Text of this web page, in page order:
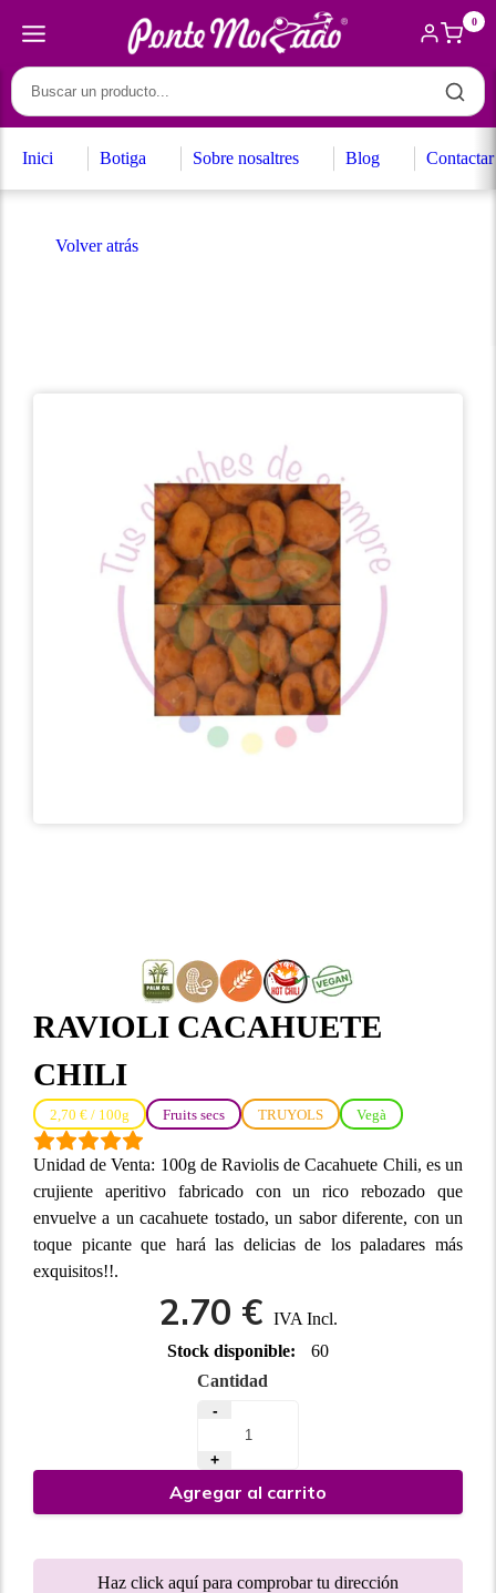
0
Inici Botiga Sobre nosaltres Blog Contactar
Volver atrás
RAVIOLI CACAHUETE
CHILI
2,70 € / 100g Fruits secs TRUYOLS Vegà
Unidad de Venta: 100g de Raviolis de Cacahuete Chili, es un
crujiente aperitivo fabricado con un rico rebozado que
envuelve a un cacahuete tostado, un sabor diferente, con un
toque picante que hará las delicias de los paladares más
exquisitos!!.
2.70 € IVA Incl.
Stock disponible:
60
Cantidad
-
+
Agregar al carrito
Haz click aquí para comprobar tu dirección